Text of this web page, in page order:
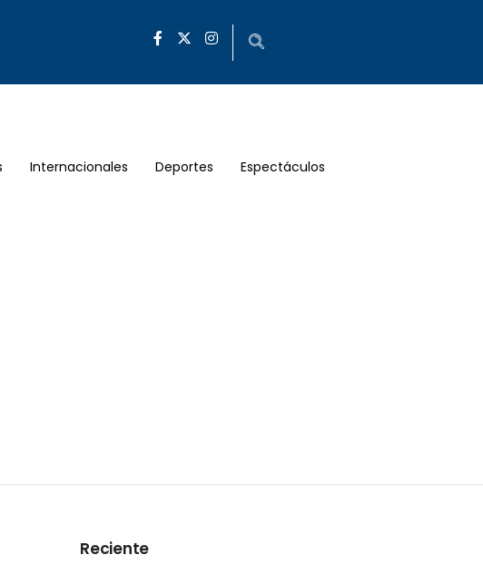
Internacionales Deportes Espectáculos
Reciente